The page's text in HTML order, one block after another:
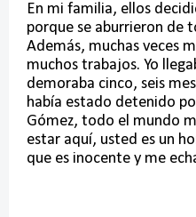
En mi familia, ellos
porque se aburrieron de
Además, muchas veces
muchos trabajos. Yo
demoraba cinco, seis
había estado detenido
Gómez, todo el mundo
estar aquí, usted es un
que es inocente y me